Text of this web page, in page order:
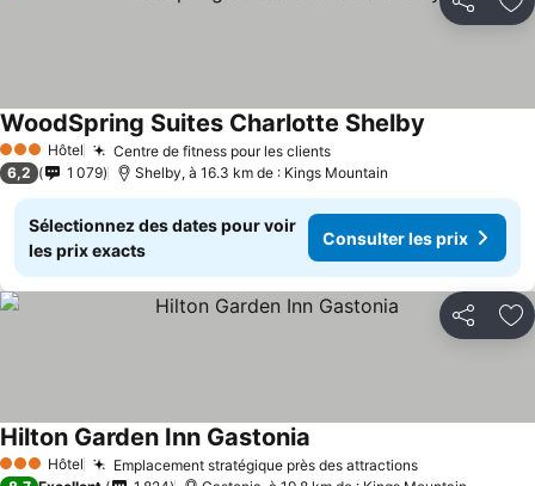
Partager
3 ÉtoilesHôtel Centre de fitness pour les clients
WoodSpring Suites Charlotte Shelby
6,2 1 079 Shelby, à 16.3 km de : Kings Mountain
Sélectionnez des dates pour voir
les prix exacts
Consulter les prix
Partager
3 ÉtoilesHôtel Emplacement stratégique près des attractions
Hilton Garden Inn Gastonia